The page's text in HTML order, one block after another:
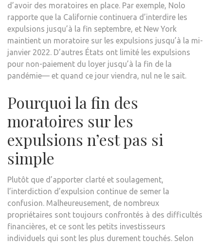
d’avoir des moratoires en place. Par exemple, Nolo
rapporte que la Californie continuera d’interdire les
expulsions jusqu’à la fin septembre, et New York
maintient un moratoire sur les expulsions jusqu’à la mi-
janvier 2022. D’autres États ont limité les expulsions
pour non-paiement du loyer jusqu’à la fin de la
pandémie— et quand ce jour viendra, nul ne le sait.
Pourquoi la fin des
moratoires sur les
expulsions n’est pas si
simple
Plutôt que d’apporter clarté et soulagement,
l’interdiction d’expulsion continue de semer la
confusion. Malheureusement, de nombreux
propriétaires sont toujours confrontés à des difficultés
financières, et ce sont les petits investisseurs
individuels qui sont les plus durement touchés. Selon